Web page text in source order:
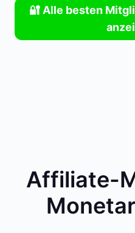
🔐 Alle besten
Affiliate-